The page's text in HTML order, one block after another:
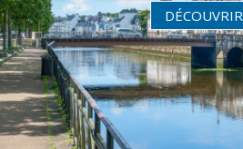
DÉCOUVRIR